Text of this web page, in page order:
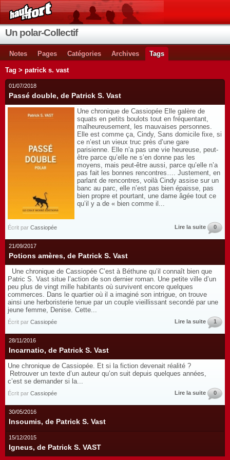
Un polar-Collectif
Notes Pages Catégories Archives Tags
Tag > patrick s. vast
01/07/2018
Passé double, de Patrick S. Vast
Une chronique de Cassiopée Elle galère de
squats en petits boulots tout en fréquentant,
malheureusement, les mauvaises personnes.
Elle est comme ça, Cindy, Sans domicile fixe, si
ce n’est un vieux truc près d’une gare
parisienne. Elle n’a pas une vie heureuse, peut-
être parce qu’elle ne s’en donne pas les
moyens, mais peut-être aussi, parce qu’elle n’a
pas fait les bonnes rencontres…. Justement, en
parlant de rencontres, voilà Cindy assise sur un
banc au parc, elle n’est pas bien épaisse, pas
bien propre et pourtant, une dame âgée tout ce
qu’il y a de « bien comme il...
Écrit par Cassiopée Lire la suite 0
21/09/2017
Potions amères, de Patrick S. Vast
Une chronique de Cassiopée C’est à Béthune qu’il connaît bien que
Patric S. Vast situe l’action de son dernier roman. Une petite ville d’un
peu plus de vingt mille habitants où survivent encore quelques
commerces. Dans le quartier où il a imaginé son intrigue, on trouve
ainsi une herboristerie tenue par un couple vieillissant secondé par une
jeune femme, Denise. Cette...
Écrit par Cassiopée Lire la suite 1
28/11/2016
Incarnatio, de Patrick S. Vast
Une chronique de Cassiopée. Et si la fiction devenait réalité ?
Retrouver un texte d’un auteur qu’on suit depuis quelques années,
c’est se demander si la...
Écrit par Cassiopée Lire la suite 0
30/05/2016
Insoumis, de Patrick S. Vast
15/12/2015
Igneus, de Patrick S. VAST